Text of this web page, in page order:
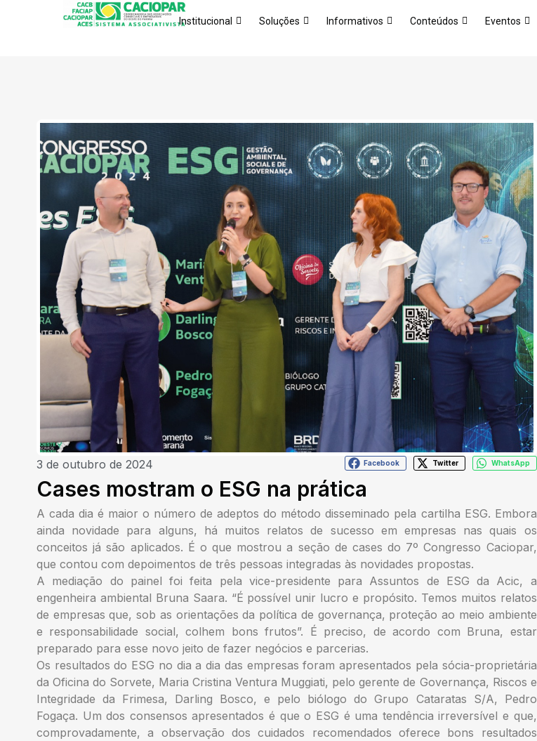
Institucional Soluções Informativos Conteúdos Eventos
3 de outubro de 2024 Facebook Twitter WhatsApp
Cases mostram o ESG na prática
A cada dia é maior o número de adeptos do método disseminado pela cartilha ESG. Embora
ainda novidade para alguns, há muitos relatos de sucesso em empresas nas quais os
conceitos já são aplicados. É o que mostrou a seção de cases do 7º Congresso Caciopar,
que contou com depoimentos de três pessoas integradas às novidades propostas.
A mediação do painel foi feita pela vice-presidente para Assuntos de ESG da Acic, a
engenheira ambiental Bruna Saara. “É possível unir lucro e propósito. Temos muitos relatos
de empresas que, sob as orientações da política de governança, proteção ao meio ambiente
e responsabilidade social, colhem bons frutos”. É preciso, de acordo com Bruna, estar
preparado para esse novo jeito de fazer negócios e parcerias.
Os resultados do ESG no dia a dia das empresas foram apresentados pela sócia-proprietária
da Oficina do Sorvete, Maria Cristina Ventura Muggiati, pelo gerente de Governança, Riscos e
Integridade da Frimesa, Darling Bosco, e pelo biólogo do Grupo Cataratas S/A, Pedro
Fogaça. Um dos consensos apresentados é que o ESG é uma tendência irreversível e que,
comprovadamente, a observação dos cuidados recomendados oferece bons resultados